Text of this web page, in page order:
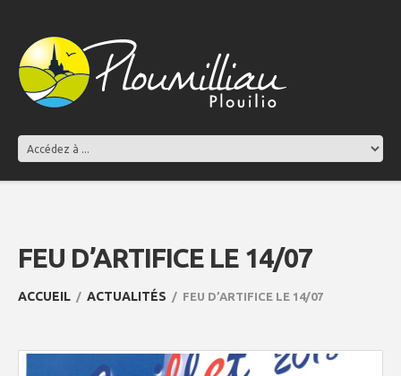
FEU D’ARTIFICE LE 14/07
ACCUEIL ACTUALITÉS FEU D’ARTIFICE LE 14/07